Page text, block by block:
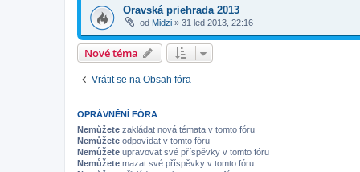
Oravská priehrada 2013
od Midzi » 31 led 2013, 22:16
Nové téma
Vrátit se na Obsah fóra
OPRÁVNĚNÍ FÓRA
Nemůžete zakládat nová témata v tomto fóru
Nemůžete odpovídat v tomto fóru
Nemůžete upravovat své příspěvky v tomto fóru
Nemůžete mazat své příspěvky v tomto fóru